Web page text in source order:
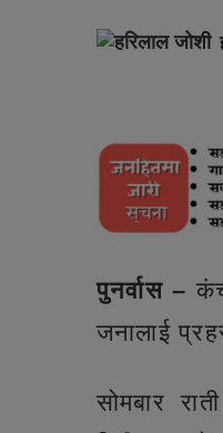
पुनर्वास –
जनालाई
सोमबार